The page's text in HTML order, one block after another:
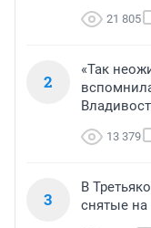
21 805
2
«Так
13 379
3
В
снятые